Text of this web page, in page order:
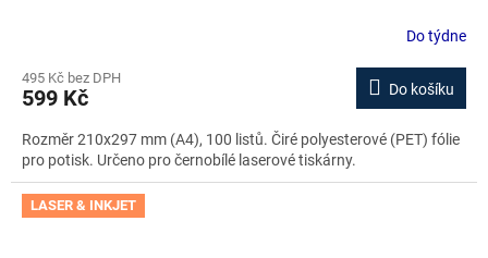
Do týdne
495 Kč bez DPH
599 Kč Do košíku
Rozměr 210x297 mm (A4), 100 listů. Čiré polyesterové (PET) fólie
pro potisk. Určeno pro černobílé laserové tiskárny.
LASER & INKJET